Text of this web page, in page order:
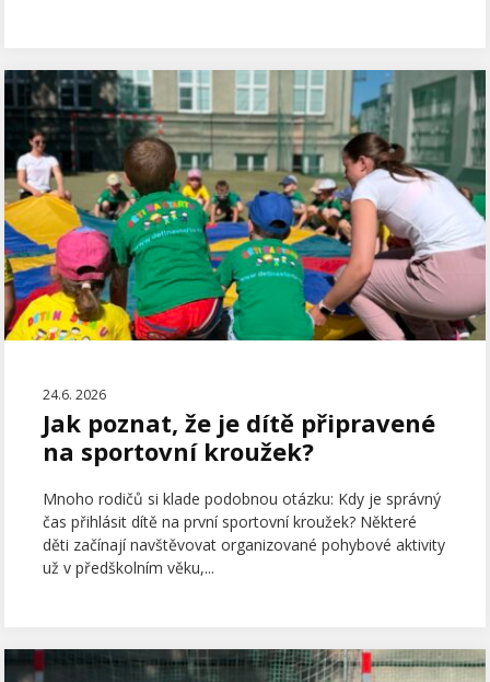
24.6. 2026
Jak poznat, že je dítě připravené
na sportovní kroužek?
Mnoho rodičů si klade podobnou otázku: Kdy je správný
čas přihlásit dítě na první sportovní kroužek? Některé
děti začínají navštěvovat organizované pohybové aktivity
už v předškolním věku,...